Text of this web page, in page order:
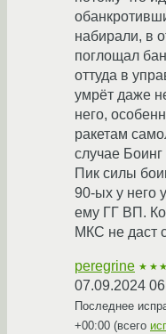
набирали, в
поглощал
оттуда в
умрёт даже
него,
ракетам
случае Боинг
Пик силы
90-ых у него
ему ГГ ВП.
МКС не даст
peregrine
07.09.2024
Последнее
+00:00 (всего